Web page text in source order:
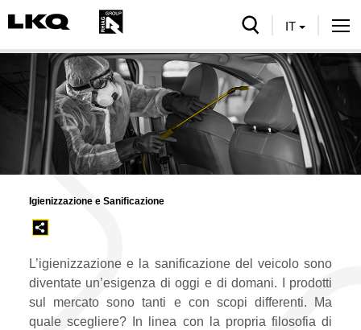
IT
serch
Igienizzazione e Sanificazione
L’igienizzazione e la sanificazione del veicolo sono
diventate un’esigenza di oggi e di domani. I prodotti
sul mercato sono tanti e con scopi differenti. Ma
quale scegliere? In linea con la propria filosofia di